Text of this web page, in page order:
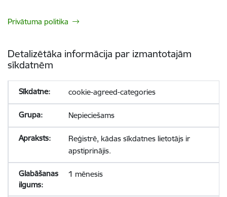
Privātuma politika
Detalizētāka informācija par izmantotajām
sīkdatnēm
cookie-agreed-categories
Nepieciešams
Reģistrē, kādas sīkdatnes lietotājs ir
apstiprinājis.
1 mēnesis